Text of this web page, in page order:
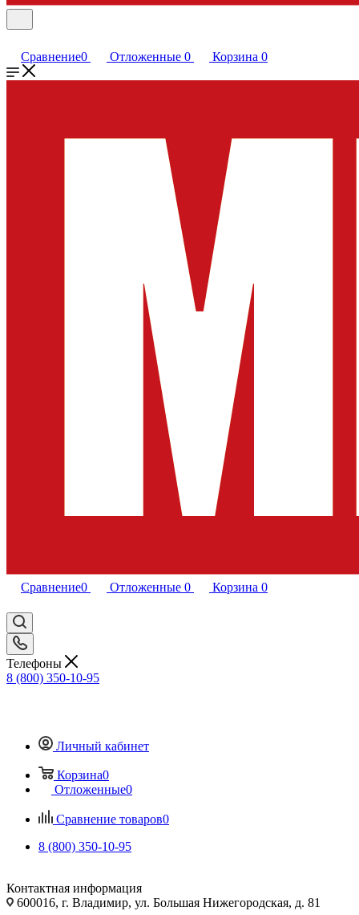
Сравнение0 Отложенные 0 Корзина 0
Сравнение0 Отложенные 0 Корзина 0
Телефоны
8 (800) 350-10-95
Личный кабинет
Корзина0
Отложенные0
Сравнение товаров0
8 (800) 350-10-95
Контактная информация
600016, г. Владимир, ул. Большая Нижегородская, д. 81